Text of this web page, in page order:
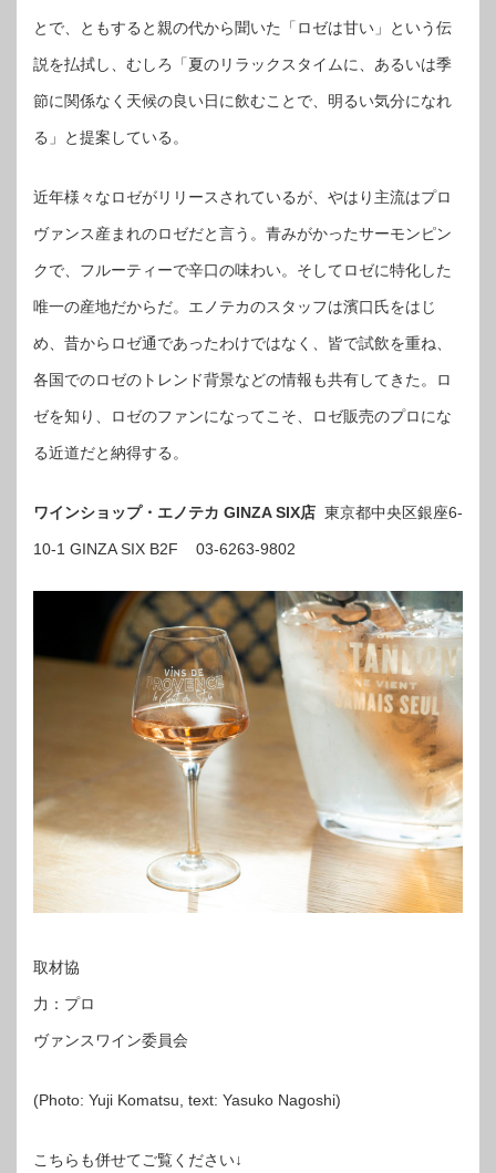
とで、ともすると親の代から聞いた「ロゼは甘い」という伝
説を払拭し、むしろ「夏のリラックスタイムに、あるいは季
節に関係なく天候の良い日に飲むことで、明るい気分になれ
る」と提案している。
近年様々なロゼがリリースされているが、やはり主流はプロ
ヴァンス産まれのロゼだと言う。青みがかったサーモンピン
クで、フルーティーで辛口の味わい。そしてロゼに特化した
唯一の産地だからだ。エノテカのスタッフは濱口氏をはじ
め、昔からロゼ通であったわけではなく、皆で試飲を重ね、
各国でのロゼのトレンド背景などの情報も共有してきた。ロ
ゼを知り、ロゼのファンになってこそ、ロゼ販売のプロにな
る近道だと納得する。
ワインショップ・エノテカ GINZA SIX店 東京都中央区銀座6-
10-1 GINZA SIX B2F 03-6263-9802
取材協
力：プロ
ヴァンスワイン委員会
(Photo: Yuji Komatsu, text: Yasuko Nagoshi)
こちらも併せてご覧ください↓